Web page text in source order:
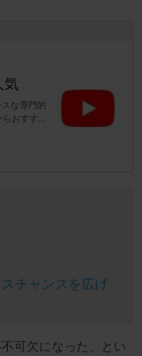
気
な専門的
おすす
ます。ぜ
チャンスを広げ
可欠になった、とい